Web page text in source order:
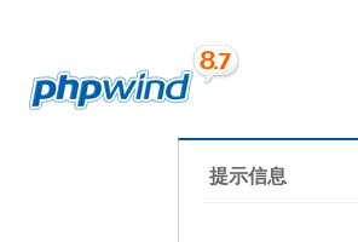
提示信息